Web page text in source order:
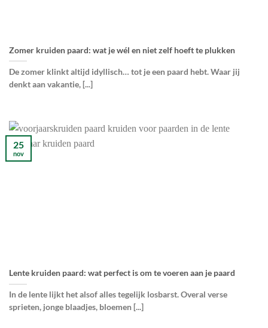
Zomer kruiden paard: wat je wél en niet zelf hoeft te plukken
De zomer klinkt altijd idyllisch… tot je een paard hebt. Waar jij
denkt aan vakantie, [...]
Lente kruiden paard: wat perfect is om te voeren aan je paard
In de lente lijkt het alsof alles tegelijk losbarst. Overal verse
sprieten, jonge blaadjes, bloemen [...]
25
nov